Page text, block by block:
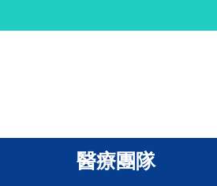
醫療團隊